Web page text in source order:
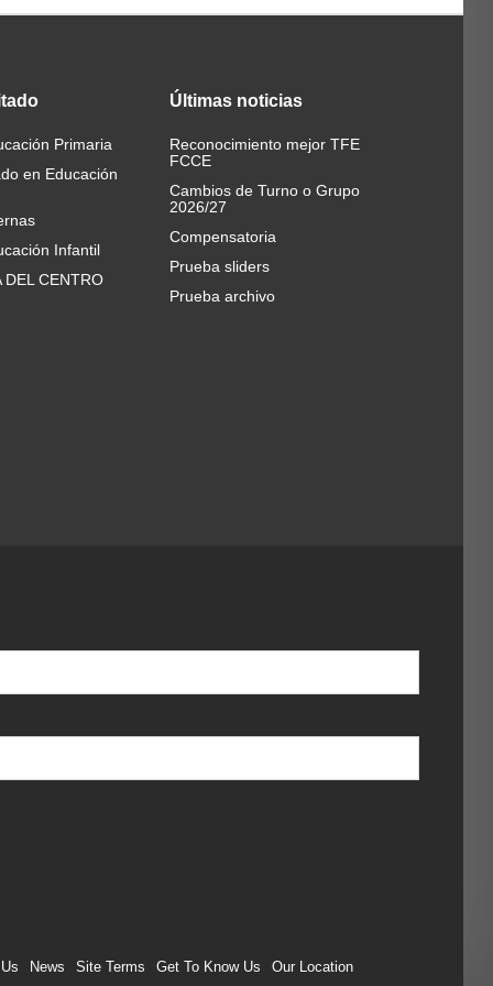
Primaria
en Educación
Infantil
DEL CENTRO
Últimas noticias
Reconocimiento mejor TFE
FCCE
Cambios de Turno o Grupo
2026/27
Compensatoria
Prueba sliders
Prueba archivo
News Site Terms Get To Know Us Our Location